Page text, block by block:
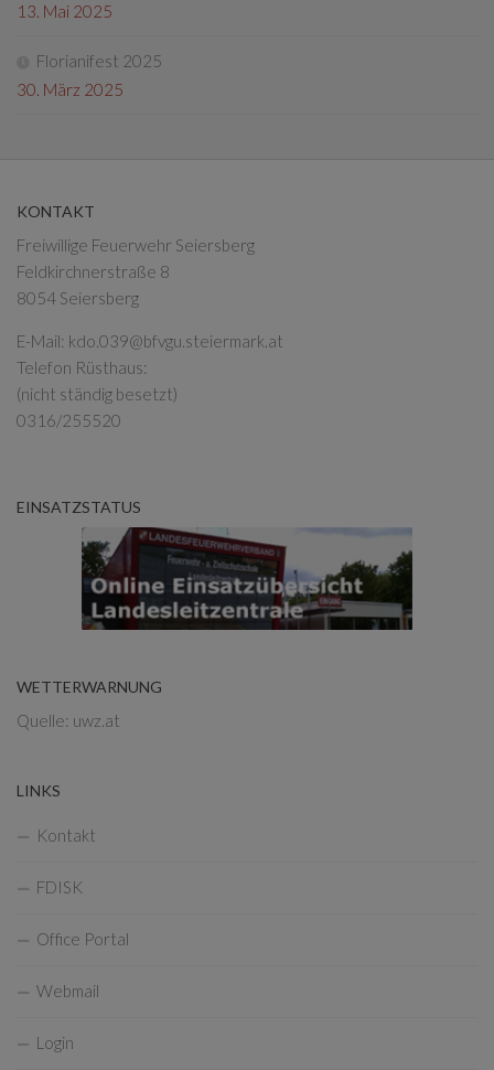
13. Mai 2025
Florianifest 2025
30. März 2025
KONTAKT
Freiwillige Feuerwehr Seiersberg
Feldkirchnerstraße 8
8054 Seiersberg
E-Mail: kdo.039@bfvgu.steiermark.at
Telefon Rüsthaus:
(nicht ständig besetzt)
0316/255520
EINSATZSTATUS
WETTERWARNUNG
Quelle: uwz.at
LINKS
Kontakt
FDISK
Office Portal
Webmail
Login